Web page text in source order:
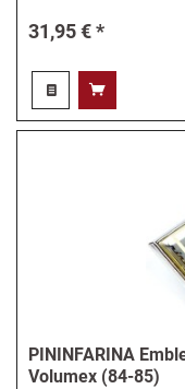
31,95 € *
PININFARINA
Volumex (84-85)